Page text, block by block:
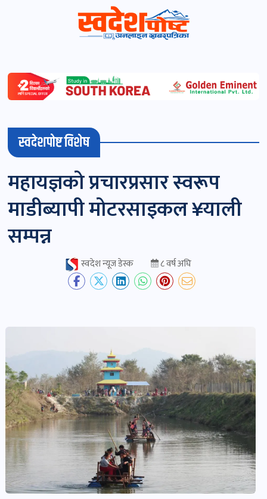
विशेष
माडी
(स्थानीय)
खबर
पोष्ट
खबर
विकास-
निर्माण
खबर
पोष्ट
कृषि
स्वदेशपोष्ट विशेष
महायज्ञको प्रचारप्रसार स्वरूप
माडीब्यापी मोटरसाइकल ¥याली
सम्पन्न
स्वदेश न्यूज डेस्क ८ वर्ष अघि